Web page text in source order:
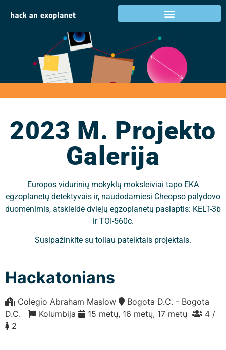
2023 m. projekto
galerija
2023 M. Projekto
Galerija
Europos vidurinių mokyklų moksleiviai tapo EKA
egzoplanetų detektyvais ir, naudodamiesi Cheopso palydovo
duomenimis, atskleidė dviejų egzoplanetų paslaptis: KELT-3b
ir TOI-560c.
Susipažinkite su toliau pateiktais projektais.
Hackatonians
Colegio Abraham Maslow
Bogota D.C. - Bogota
D.C.
Kolumbija 15 metų, 16 metų, 17 metų
4 /
2